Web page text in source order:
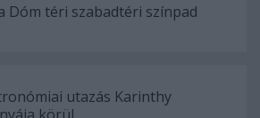
Dóm téri szabadtéri színpad
utazás Karinthy